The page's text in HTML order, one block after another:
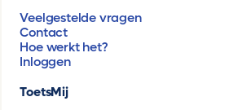
Veelgestelde vragen
Contact
Hoe werkt het?
Inloggen
ToetsMij